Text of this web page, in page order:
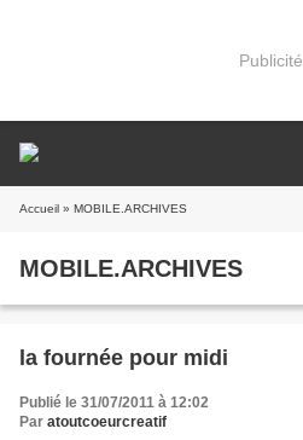
Publicité
Accueil » MOBILE.ARCHIVES
MOBILE.ARCHIVES
la fournée pour midi
Publié le 31/07/2011 à 12:02
Par atoutcoeurcreatif